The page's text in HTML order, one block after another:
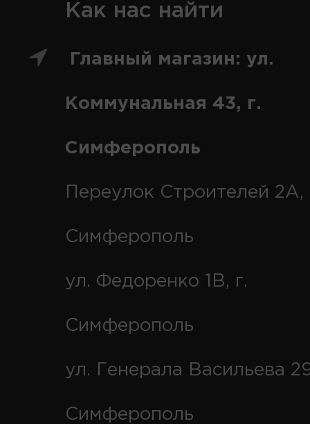
Как нас найти
Главный магазин: ул.
Коммунальная 43, г.
Симферополь
Переулок Строителей 2А,
Симферополь
ул. Федоренко 1В, г.
Симферополь
ул. Генерала Васильева
Симферополь